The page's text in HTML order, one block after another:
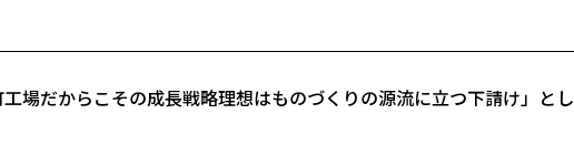
場だからこその成長戦略理想はものづくりの源流に立つ下請け」とし